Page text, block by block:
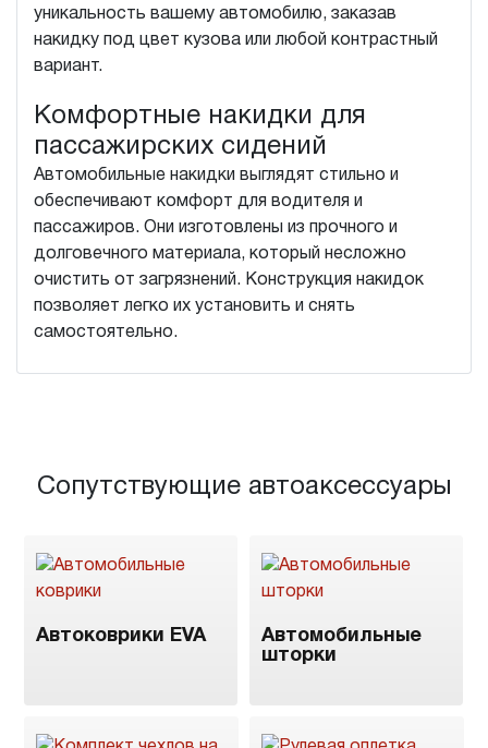
уникальность вашему автомобилю, заказав
накидку под цвет кузова или любой контрастный
вариант.
Комфортные накидки для
пассажирских сидений
Автомобильные накидки выглядят стильно и
обеспечивают комфорт для водителя и
пассажиров. Они изготовлены из прочного и
долговечного материала, который несложно
очистить от загрязнений. Конструкция накидок
позволяет легко их установить и снять
самостоятельно.
Сопутствующие автоаксессуары
Автоковрики EVA
Автомобильные
шторки